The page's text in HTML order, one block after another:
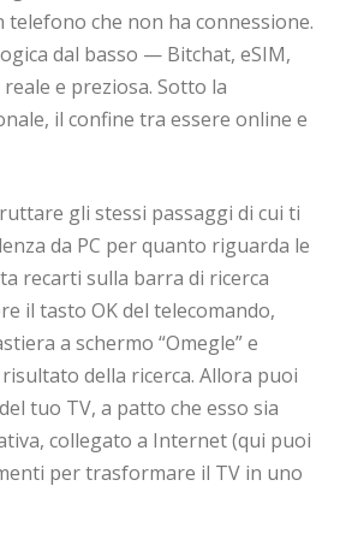
telefono che non ha connessione.
dal basso — Bitchat, eSIM,
e preziosa. Sotto la
il confine tra essere online e
gli stessi passaggi di cui ti
da PC per quanto riguarda le
recarti sulla barra di ricerca
il tasto OK del telecomando,
a schermo “Omegle” e
della ricerca. Allora puoi
tuo TV, a patto che esso sia
collegato a Internet (qui puoi
per trasformare il TV in uno